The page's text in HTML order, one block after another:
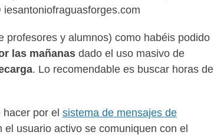
profesores y alumnos) como habéis podido
las mañanas dado el uso masivo de
. Lo recomendable es buscar horas de
por el sistema de mensajes de
usuario activo se comuniquen con el